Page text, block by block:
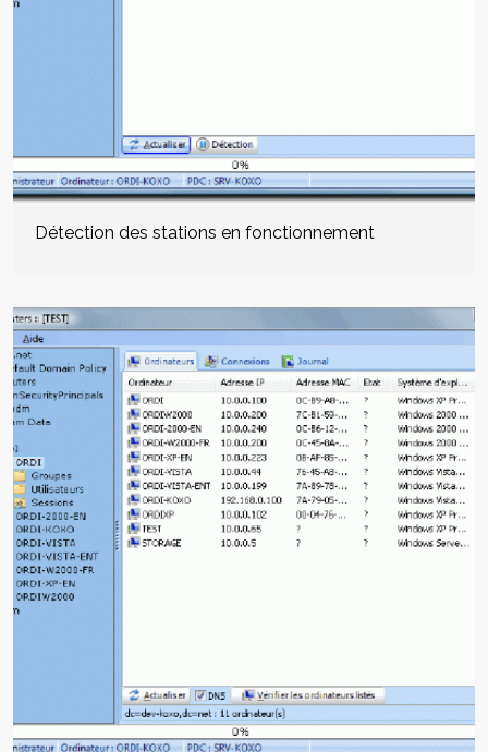
Détection des stations en fonctionnement